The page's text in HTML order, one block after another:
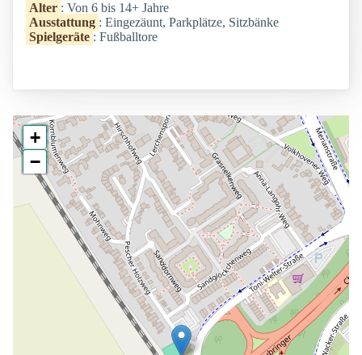
Alter : Von 6 bis 14+ Jahre
Ausstattung : Eingezäunt, Parkplätze, Sitzbänke
Spielgeräte : Fußballtore
+
−